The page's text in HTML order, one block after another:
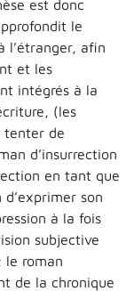
est donc
le
l’étranger, afin
et les
intégrés à la
(les
tenter de
d’insurrection
en tant que
son
à la fois
subjective
le roman
de la chronique